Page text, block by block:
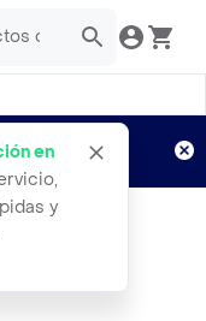
en
y
Aplican TyC